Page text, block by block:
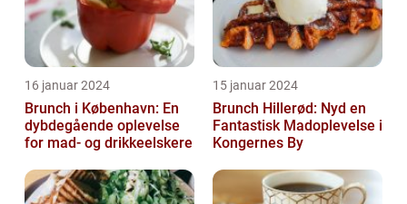
16 januar 2024
Brunch i København: En
dybdegående oplevelse
for mad- og drikkeelskere
15 januar 2024
Brunch Hillerød: Nyd en
Fantastisk Madoplevelse i
Kongernes By